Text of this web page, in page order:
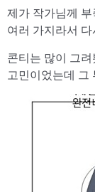
제가 작가님께
여러 가지라서
콘티는 많이 그
고민이었는데 그